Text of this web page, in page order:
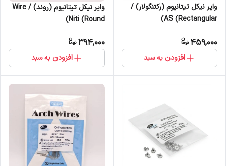
وایر نیکل تیتانیوم (رکتنگولار) /
AS (Rectangular)
459,000
افزودن به سبد
وایر نیکل تیتانیوم (روند) / Wire
Niti (Round)
394,000
افزودن به سبد